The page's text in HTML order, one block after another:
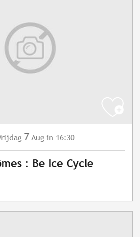
7 Aug in 16:30
: Be Ice Cycle